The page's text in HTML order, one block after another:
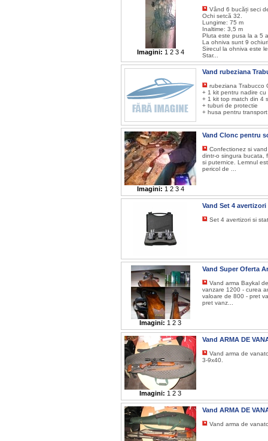
Imagini: 1 2 3 4
Vând 6 bucăți seci
Ochi setcă 32.
Lungime: 75 m
Inaltime: 3,5 m
Pluta este pusa la a 5
La ohniva sunt 9
Sirecul la ohniva este
Star...
Vand rubeziana
rubeziana Trabucco
+ 1 kit pentru nadire cu
+ 1 kit top match din 4
+ tuburi de protectie
+ husa pentru transport
Imagini: 1 2 3 4
Vand Clonc pentru
Confectionez si
dintr-o singura bucata,
si puternice. Lemnul
pericol de ...
Vand Set 4
Set 4 avertizori si
Imagini: 1 2 3
Vand Super Oferta
Vand arma Baykal
vanzare 1200 - curea
valoare de 800 - pret
pret vanz...
Imagini: 1 2 3
Vand ARMA DE
Vand arma de
3-9x40.
Vand ARMA DE
Vand arma de